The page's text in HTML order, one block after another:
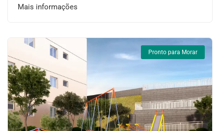
Mais informações
Pronto para Morar